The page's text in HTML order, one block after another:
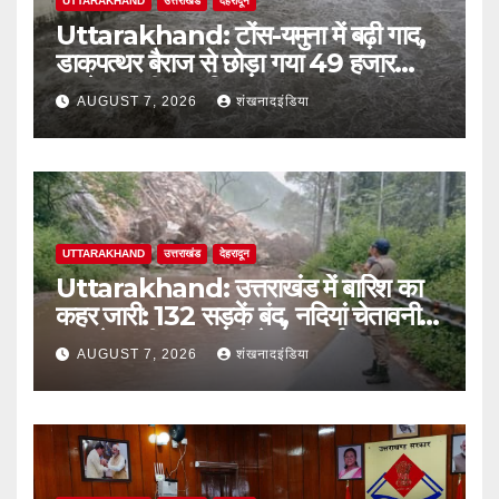
Uttarakhand: टोंस-यमुना में बढ़ी गाद,
डाकपत्थर बैराज से छोड़ा गया 49 हजार
क्यूसेक पानी; जलविद्युत उत्पादन प्रभावित
AUGUST 7, 2026 शंखनादइंडिया
UTTARAKHAND उत्तराखंड देहरादून
Uttarakhand: उत्तराखंड में बारिश का
कहर जारी: 132 सड़कें बंद, नदियां चेतावनी
स्तर के करीब; आज भी येलो अलर्ट
AUGUST 7, 2026 शंखनादइंडिया